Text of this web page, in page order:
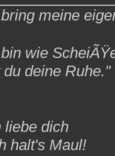
meine
wie
du deine
liebe dich
halt's Maul!